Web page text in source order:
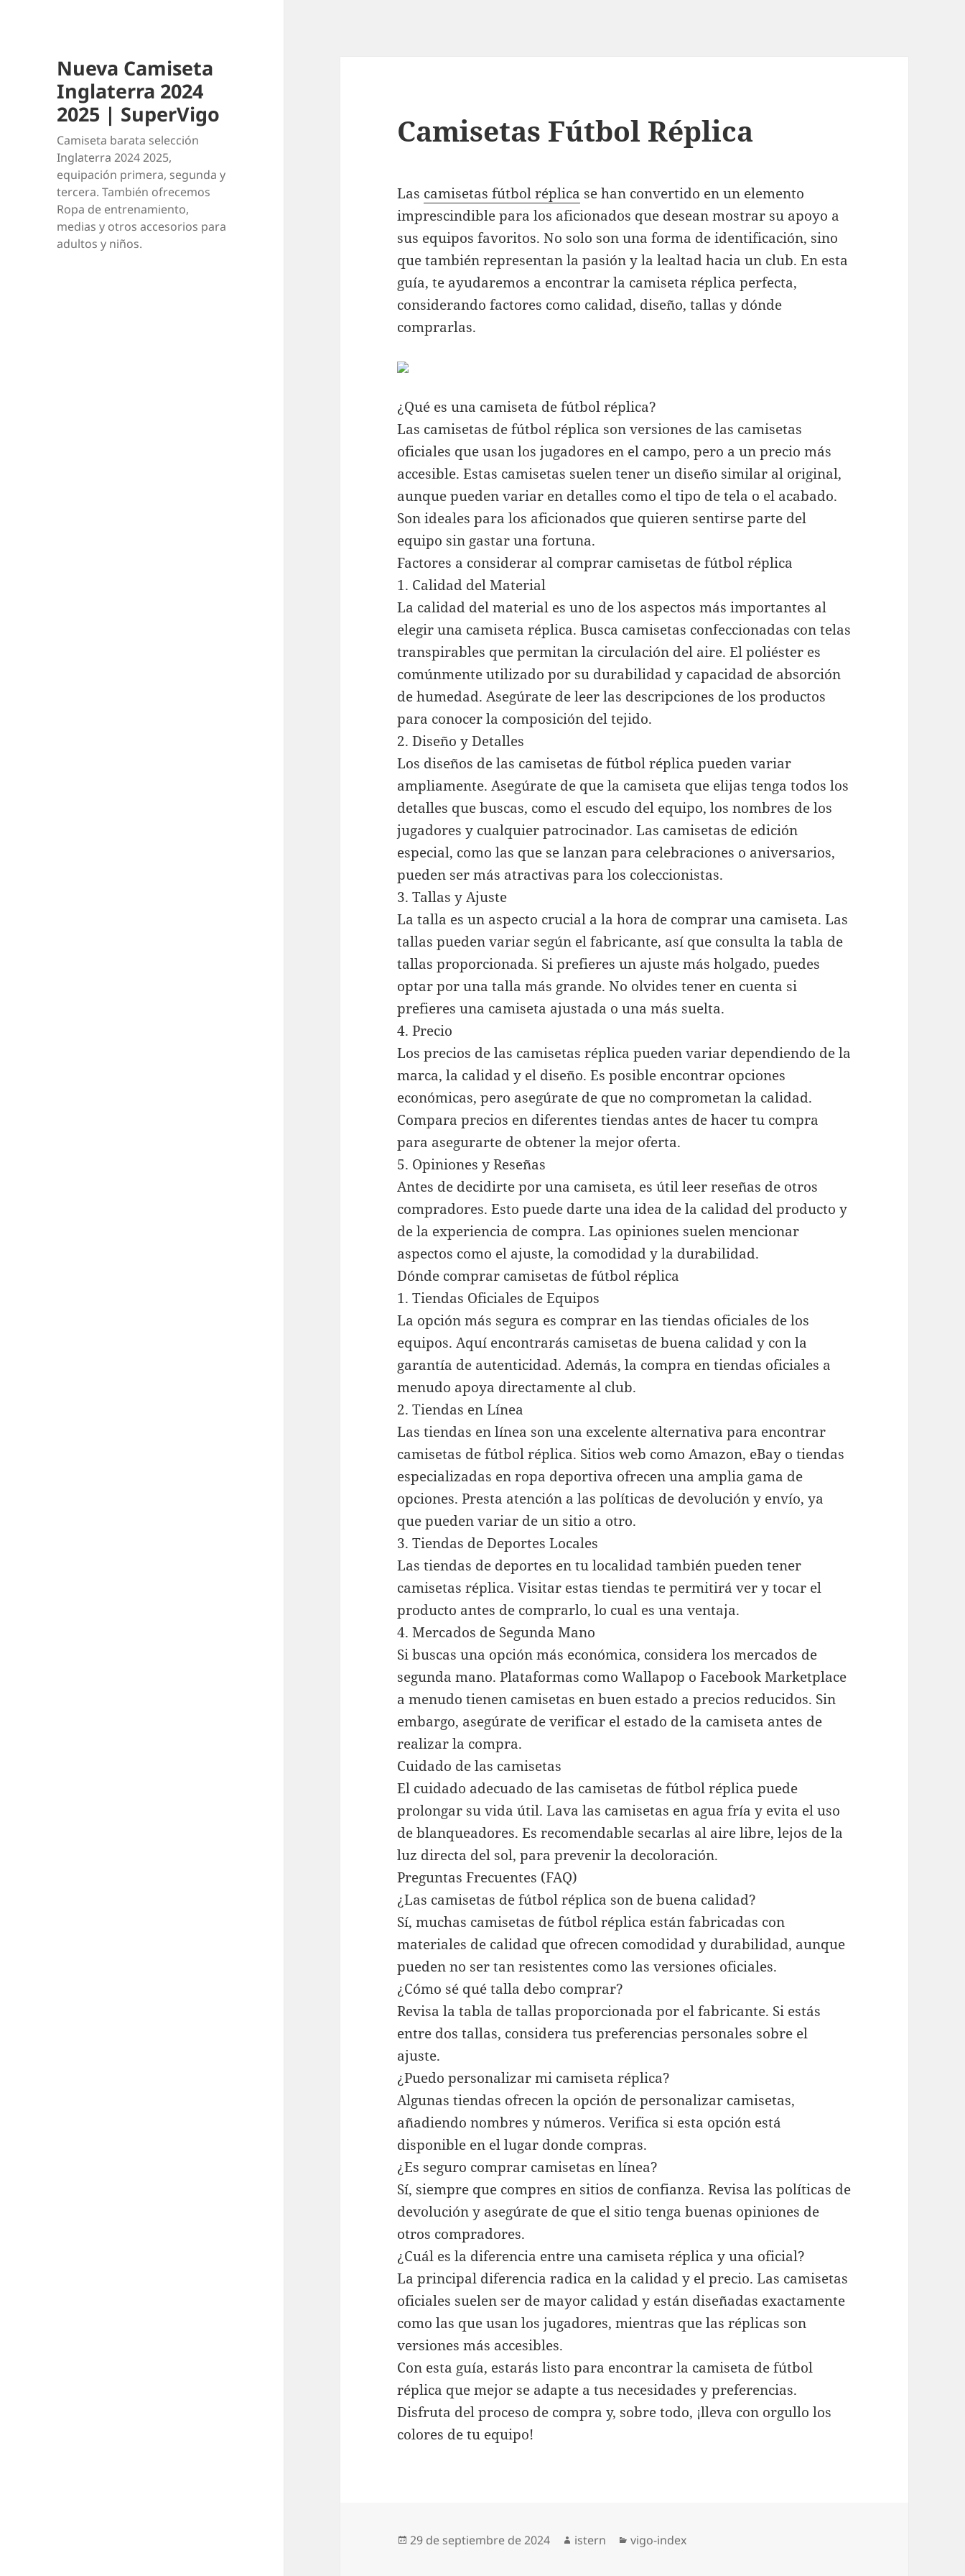
Nueva Camiseta
Inglaterra 2024
2025 | SuperVigo
Camiseta barata selección
Inglaterra 2024 2025,
equipación primera, segunda y
tercera. También ofrecemos
Ropa de entrenamiento,
medias y otros accesorios para
adultos y niños.
Camisetas Fútbol Réplica
Las camisetas fútbol réplica se han convertido en un elemento
imprescindible para los aficionados que desean mostrar su apoyo a
sus equipos favoritos. No solo son una forma de identificación, sino
que también representan la pasión y la lealtad hacia un club. En esta
guía, te ayudaremos a encontrar la camiseta réplica perfecta,
considerando factores como calidad, diseño, tallas y dónde
comprarlas.
¿Qué es una camiseta de fútbol réplica?
Las camisetas de fútbol réplica son versiones de las camisetas
oficiales que usan los jugadores en el campo, pero a un precio más
accesible. Estas camisetas suelen tener un diseño similar al original,
aunque pueden variar en detalles como el tipo de tela o el acabado.
Son ideales para los aficionados que quieren sentirse parte del
equipo sin gastar una fortuna.
Factores a considerar al comprar camisetas de fútbol réplica
1. Calidad del Material
La calidad del material es uno de los aspectos más importantes al
elegir una camiseta réplica. Busca camisetas confeccionadas con telas
transpirables que permitan la circulación del aire. El poliéster es
comúnmente utilizado por su durabilidad y capacidad de absorción
de humedad. Asegúrate de leer las descripciones de los productos
para conocer la composición del tejido.
2. Diseño y Detalles
Los diseños de las camisetas de fútbol réplica pueden variar
ampliamente. Asegúrate de que la camiseta que elijas tenga todos los
detalles que buscas, como el escudo del equipo, los nombres de los
jugadores y cualquier patrocinador. Las camisetas de edición
especial, como las que se lanzan para celebraciones o aniversarios,
pueden ser más atractivas para los coleccionistas.
3. Tallas y Ajuste
La talla es un aspecto crucial a la hora de comprar una camiseta. Las
tallas pueden variar según el fabricante, así que consulta la tabla de
tallas proporcionada. Si prefieres un ajuste más holgado, puedes
optar por una talla más grande. No olvides tener en cuenta si
prefieres una camiseta ajustada o una más suelta.
4. Precio
Los precios de las camisetas réplica pueden variar dependiendo de la
marca, la calidad y el diseño. Es posible encontrar opciones
económicas, pero asegúrate de que no comprometan la calidad.
Compara precios en diferentes tiendas antes de hacer tu compra
para asegurarte de obtener la mejor oferta.
5. Opiniones y Reseñas
Antes de decidirte por una camiseta, es útil leer reseñas de otros
compradores. Esto puede darte una idea de la calidad del producto y
de la experiencia de compra. Las opiniones suelen mencionar
aspectos como el ajuste, la comodidad y la durabilidad.
Dónde comprar camisetas de fútbol réplica
1. Tiendas Oficiales de Equipos
La opción más segura es comprar en las tiendas oficiales de los
equipos. Aquí encontrarás camisetas de buena calidad y con la
garantía de autenticidad. Además, la compra en tiendas oficiales a
menudo apoya directamente al club.
2. Tiendas en Línea
Las tiendas en línea son una excelente alternativa para encontrar
camisetas de fútbol réplica. Sitios web como Amazon, eBay o tiendas
especializadas en ropa deportiva ofrecen una amplia gama de
opciones. Presta atención a las políticas de devolución y envío, ya
que pueden variar de un sitio a otro.
3. Tiendas de Deportes Locales
Las tiendas de deportes en tu localidad también pueden tener
camisetas réplica. Visitar estas tiendas te permitirá ver y tocar el
producto antes de comprarlo, lo cual es una ventaja.
4. Mercados de Segunda Mano
Si buscas una opción más económica, considera los mercados de
segunda mano. Plataformas como Wallapop o Facebook Marketplace
a menudo tienen camisetas en buen estado a precios reducidos. Sin
embargo, asegúrate de verificar el estado de la camiseta antes de
realizar la compra.
Cuidado de las camisetas
El cuidado adecuado de las camisetas de fútbol réplica puede
prolongar su vida útil. Lava las camisetas en agua fría y evita el uso
de blanqueadores. Es recomendable secarlas al aire libre, lejos de la
luz directa del sol, para prevenir la decoloración.
Preguntas Frecuentes (FAQ)
¿Las camisetas de fútbol réplica son de buena calidad?
Sí, muchas camisetas de fútbol réplica están fabricadas con
materiales de calidad que ofrecen comodidad y durabilidad, aunque
pueden no ser tan resistentes como las versiones oficiales.
¿Cómo sé qué talla debo comprar?
Revisa la tabla de tallas proporcionada por el fabricante. Si estás
entre dos tallas, considera tus preferencias personales sobre el
ajuste.
¿Puedo personalizar mi camiseta réplica?
Algunas tiendas ofrecen la opción de personalizar camisetas,
añadiendo nombres y números. Verifica si esta opción está
disponible en el lugar donde compras.
¿Es seguro comprar camisetas en línea?
Sí, siempre que compres en sitios de confianza. Revisa las políticas de
devolución y asegúrate de que el sitio tenga buenas opiniones de
otros compradores.
¿Cuál es la diferencia entre una camiseta réplica y una oficial?
La principal diferencia radica en la calidad y el precio. Las camisetas
oficiales suelen ser de mayor calidad y están diseñadas exactamente
como las que usan los jugadores, mientras que las réplicas son
versiones más accesibles.
Con esta guía, estarás listo para encontrar la camiseta de fútbol
réplica que mejor se adapte a tus necesidades y preferencias.
Disfruta del proceso de compra y, sobre todo, ¡lleva con orgullo los
colores de tu equipo!
Publicado
29 de septiembre de 2024 Autor
istern Categorías
vigo-index